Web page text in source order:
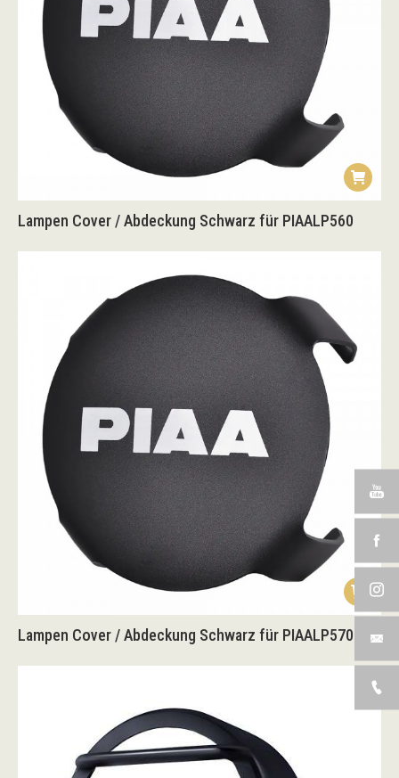
Lampen Cover / Abdeckung Schwarz für PIAALP560
Lampen Cover / Abdeckung Schwarz für PIAALP570